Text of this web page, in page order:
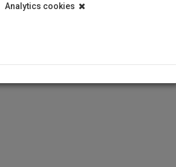
Analytics cookies